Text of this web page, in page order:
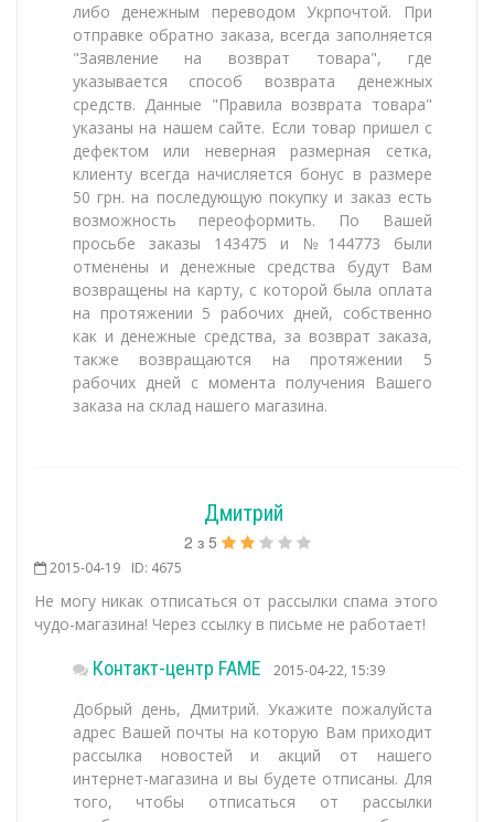
либо денежным переводом Укрпочтой. При
отправке обратно заказа, всегда заполняется
"Заявление на возврат товара", где
указывается способ возврата денежных
средств. Данные "Правила возврата товара"
указаны на нашем сайте. Если товар пришел с
дефектом или неверная размерная сетка,
клиенту всегда начисляется бонус в размере
50 грн. на последующую покупку и заказ есть
возможность переоформить. По Вашей
просьбе заказы 143475 и №144773 были
отменены и денежные средства будут Вам
возвращены на карту, с которой была оплата
на протяжении 5 рабочих дней, собственно
как и денежные средства, за возврат заказа,
также возвращаются на протяжении 5
рабочих дней с момента получения Вашего
заказа на склад нашего магазина.
Дмитрий
2 з 5
2015-04-19 ID: 4675
Не могу никак отписаться от рассылки спама этого
чудо-магазина! Через ссылку в письме не работает!
Контакт-центр FAME 2015-04-22, 15:39
Добрый день, Дмитрий. Укажите пожалуйста
адрес Вашей почты на которую Вам приходит
рассылка новостей и акций от нашего
интернет-магазина и вы будете отписаны. Для
того, чтобы отписаться от рассылки